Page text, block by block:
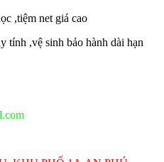
,tiệm net giá cao
tính ,vệ sinh bảo hành dài hạn